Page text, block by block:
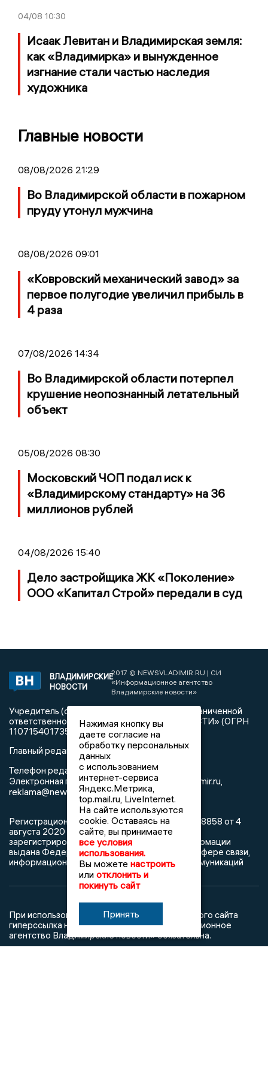
04/08 10:30
Исаак Левитан и Владимирская земля:
как «Владимирка» и вынужденное
изгнание стали частью наследия
художника
Главные новости
08/08/2026 21:29
Во Владимирской области в пожарном
пруду утонул мужчина
08/08/2026 09:01
«Ковровский механический завод» за
первое полугодие увеличил прибыль в
4 раза
07/08/2026 14:34
Во Владимирской области потерпел
крушение неопознанный летательный
объект
05/08/2026 08:30
Московский ЧОП подал иск к
«Владимирскому стандарту» на 36
миллионов рублей
04/08/2026 15:40
Дело застройщика ЖК «Поколение»
ООО «Капитал Строй» передали в суд
ВЛАДИМИРСКИЕ
НОВОСТИ
2017 © NEWSVLADIMIR.RU | СИ
«Информационное агентство
Владимирские новости»
Учредитель (соучредители): Общество с ограниченной
ответственностью «РЕГИОНАЛЬНЫЕ НОВОСТИ» (ОГРН
1107154017354)
Главный редактор: Мазов С. А.
Телефон редакции:8 (4922) 666916
Электронная почта редакции:info@newsvladimir.ru,
reklama@newsvladimir.ru
Регистрационный номер: серия Эл № ФС77-78858 от 4
августа 2020 г. согласно выписке из реестра
зарегистрированных средств массовой информации
выдана Федеральной службой по надзору в сфере связи,
информационных технологий и массовых коммуникаций
При использовании любого материала с данного сайта
гиперссылка на Сетевое издание «Информационное
агентство Владимирские новости» обязательна.
Нажимая кнопку вы
даете согласие на
обработку персональных
данных
с использованием
интернет-сервиса
Яндекс.Метрика,
top.mail.ru, LiveInternet.
На сайте используются
cookie. Оставаясь на
сайте, вы принимаете
все условия
использования.
Вы можете настроить
или отклонить и
покинуть сайт
Принять